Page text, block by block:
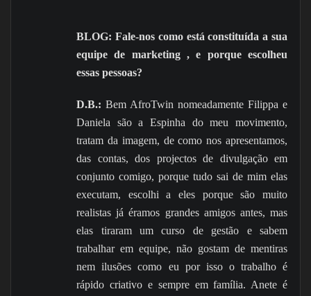
BLOG: Fale-nos como está constituída a sua
equipe de marketing , e porque escolheu
essas pessoas?
D.B.: Bem AfroTwin nomeadamente Filippa e
Daniela são a Espinha do meu movimento,
tratam da imagem, de como nos apresentamos,
das contas, dos projectos de divulgação em
conjunto comigo, porque tudo sai de mim elas
executam, escolhi a eles porque são muito
realistas já éramos grandes amigos antes, mas
elas tiraram um curso de gestão e sabem
trabalhar em equipe, não gostam de mentiras
nem ilusões como eu por isso o trabalho é
rápido criativo e sempre em família. Anete é